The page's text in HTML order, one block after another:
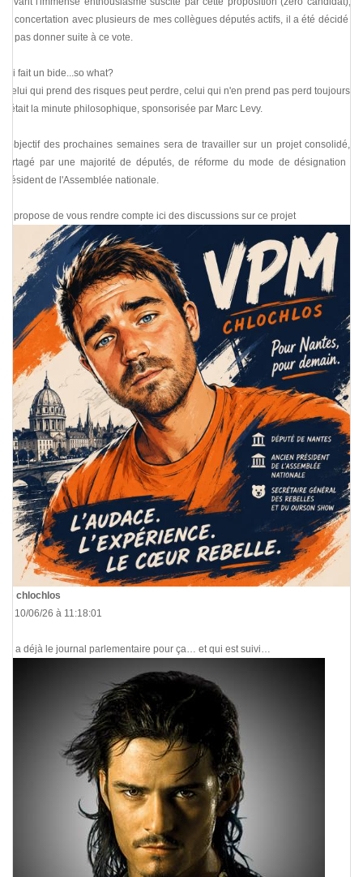
en concertation avec plusieurs de mes collègues députés actifs, il a été décidé de
ne pas donner suite à ce vote.
J'ai fait un bide...so what?
"Celui qui prend des risques peut perdre, celui qui n'en prend pas perd toujours".
C'était la minute philosophique, sponsorisée par Marc Levy.
L'objectif des prochaines semaines sera de travailler sur un projet consolidé, et
partagé par une majorité de députés, de réforme du mode de désignation du
Président de l'Assemblée nationale.
Je propose de vous rendre compte ici des discussions sur ce projet
chlochlos
Le 10/06/26 à 11:18:01
Il y a déjà le journal parlementaire pour ça… et qui est suivi…